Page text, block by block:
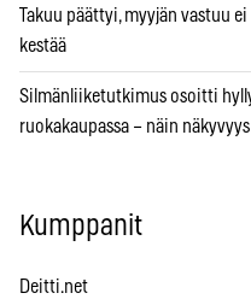
Takuu päättyi, myyjän vastuu
kestää
Silmänliiketutkimus osoitti
ruokakaupassa – näin
Kumppanit
Deitti.net